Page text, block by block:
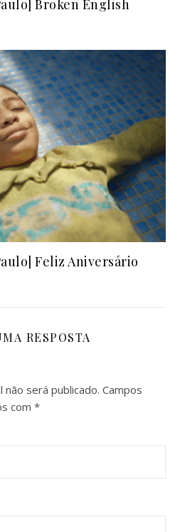
Broken English
Feliz Aniversário
RESPOSTA
será publicado. Campos
com *